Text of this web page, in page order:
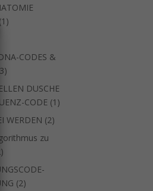
1 1
DNA-CODES &
33
ProdukteDUSCHE
CODE 1 1
WERDEN 22
zu
2
Produkte
22